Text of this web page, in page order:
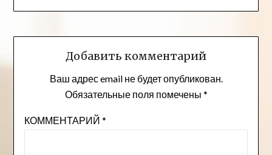
Добавить комментарий
Ваш адрес email не будет опубликован.
Обязательные поля помечены *
КОММЕНТАРИЙ *